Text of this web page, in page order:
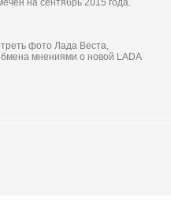
на сентябрь 2015 года.
фото Лада Веста,
мнениями о новой LADA